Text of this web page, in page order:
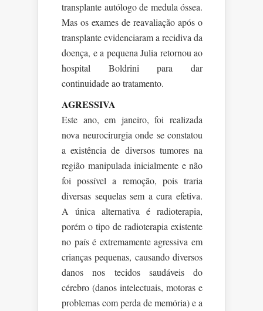
transplante autólogo de medula óssea.
Mas os exames de reavaliação após o
transplante evidenciaram a recidiva da
doença, e a pequena Julia retornou ao
hospital Boldrini para dar
continuidade ao tratamento.
AGRESSIVA
Este ano, em janeiro, foi realizada
nova neurocirurgia onde se constatou
a existência de diversos tumores na
região manipulada inicialmente e não
foi possível a remoção, pois traria
diversas sequelas sem a cura efetiva.
A única alternativa é radioterapia,
porém o tipo de radioterapia existente
no país é extremamente agressiva em
crianças pequenas, causando diversos
danos nos tecidos saudáveis do
cérebro (danos intelectuais, motoras e
problemas com perda de memória) e a